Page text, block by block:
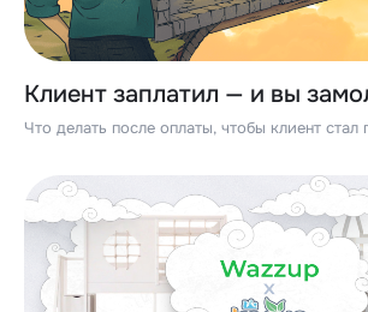
Клиент заплатил — и вы
Что делать после оплаты, чтобы клиент стал